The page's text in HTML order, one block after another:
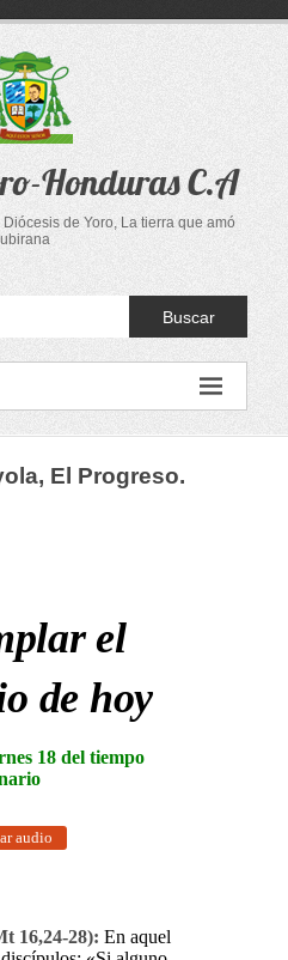
Honduras C.A
de Yoro, La tierra que amó
Buscar
El Progreso.